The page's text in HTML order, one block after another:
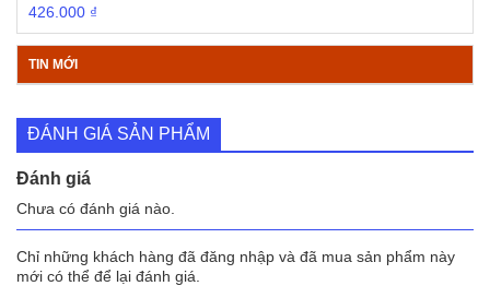
426.000 ₫
TIN MỚI
ĐÁNH GIÁ SẢN PHẨM
Đánh giá
Chưa có đánh giá nào.
Chỉ những khách hàng đã đăng nhập và đã mua sản phẩm này
mới có thể để lại đánh giá.